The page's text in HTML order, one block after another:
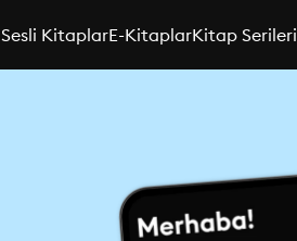
Sesli KitaplarE-KitaplarKitap Serileri